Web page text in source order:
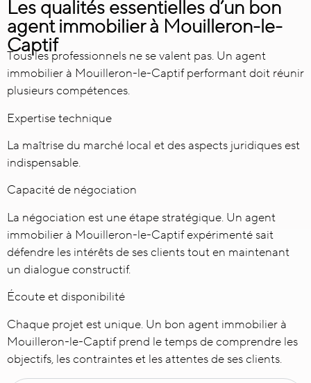
Les qualités essentielles d’un bon
agent immobilier à Mouilleron-le-
Captif
Tous les professionnels ne se valent pas. Un agent
immobilier à Mouilleron-le-Captif performant doit réunir
plusieurs compétences.
Expertise technique
La maîtrise du marché local et des aspects juridiques est
indispensable.
Capacité de négociation
La négociation est une étape stratégique. Un agent
immobilier à Mouilleron-le-Captif expérimenté sait
défendre les intérêts de ses clients tout en maintenant
un dialogue constructif.
Écoute et disponibilité
Chaque projet est unique. Un bon agent immobilier à
Mouilleron-le-Captif prend le temps de comprendre les
objectifs, les contraintes et les attentes de ses clients.